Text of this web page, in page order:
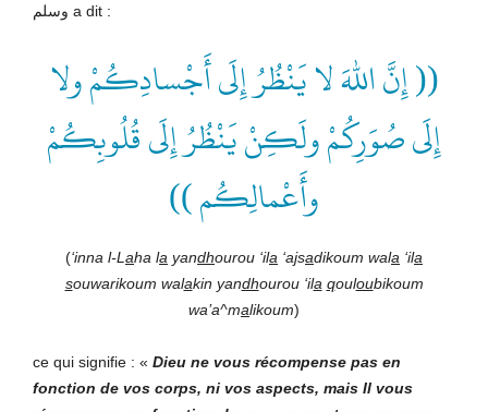
وسلم a dit :
(( إِنَّ اللهَ لا يَنْظُرُ إِلَى أَجْسادِكُمْ ولا
إِلَى صُوَرِكُمْ ولَكِنْ يَنْظُرُ إِلَى قُلُوبِكُمْ
وأَعْمالِكُم ))
(‘inna l-L aha la yandhourou ‘ila ‘ajsadikoum wala ‘ila
souwarikoum walakin yandhourou ‘ila qouloubikoum
wa’a^malikoum)
ce qui signifie : « Dieu ne vous récompense pas en
fonction de vos corps, ni vos aspects, mais Il vous